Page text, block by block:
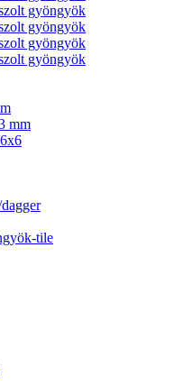
gyöngyök
gyöngyök
gyöngyök
gyöngyök
mm
tile